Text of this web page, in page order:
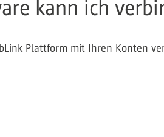
kann ich
Plattform mit Ihren Konten